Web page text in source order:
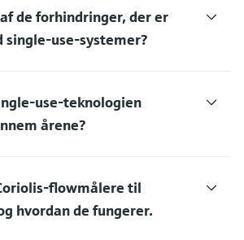
de forhindringer, der er
single-use-systemer?
use-teknologien
årene?
flowmålere til
hvordan de fungerer.